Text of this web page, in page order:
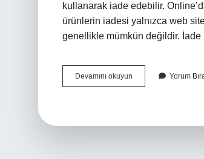
kullanarak iade edebilir.
ürünlerin iadesi yalnızca web
genellikle mümkün değildir.
Devamını okuyun Superstep
Iade
Yorum